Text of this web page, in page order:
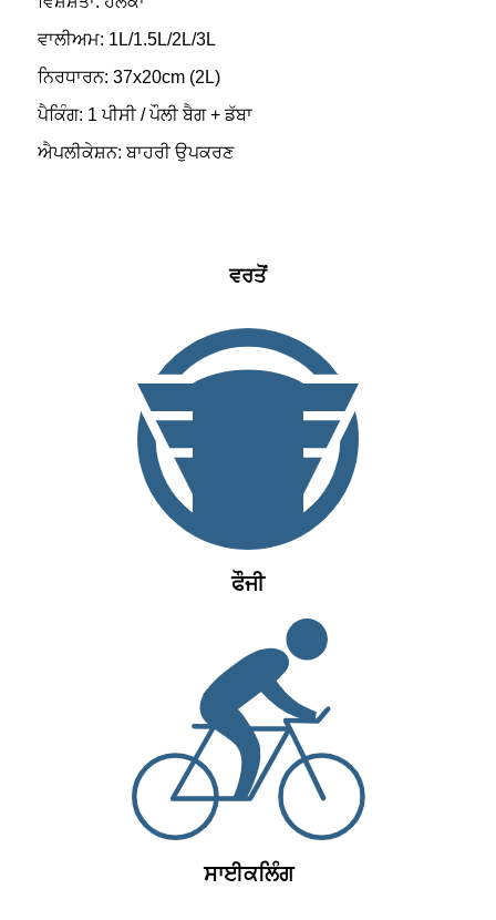
ਵਾਲੀਅਮ: 1L/1.5L/2L/3L
ਨਿਰਧਾਰਨ: 37x20cm (2L)
ਪੈਕਿੰਗ: 1 ਪੀਸੀ / ਪੌਲੀ ਬੈਗ + ਡੱਬਾ
ਐਪਲੀਕੇਸ਼ਨ: ਬਾਹਰੀ ਉਪਕਰਣ
ਵਰਤੋਂ
ਫੌਜੀ
ਸਾਈਕਲਿੰਗ